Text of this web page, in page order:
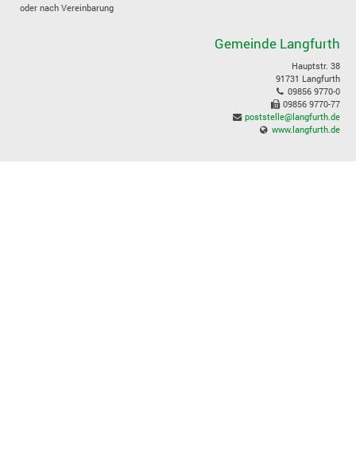
oder nach Vereinbarung
Gemeinde Langfurth
Hauptstr. 38
91731 Langfurth
09856 9770-0
09856 9770-77
poststelle@langfurth.de
www.langfurth.de